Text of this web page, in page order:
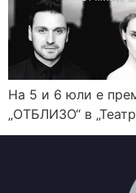
На 5 и 6 юли е
„ОТБЛИЗО“ в